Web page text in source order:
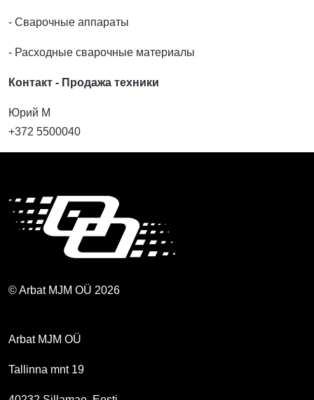
- Сварочные аппараты
- Расходные сварочные материалы
Контакт - Продажа техники
Юрий М
+372 5500040
© Arbat MJM OÜ 2026
Arbat MJM OÜ
Tallinna mnt 19